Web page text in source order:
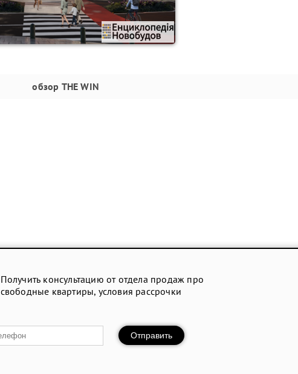
обзор THE WIN
Получить консультацию от отдела продаж про
свободные квартиры, условия рассрочки
Отправить